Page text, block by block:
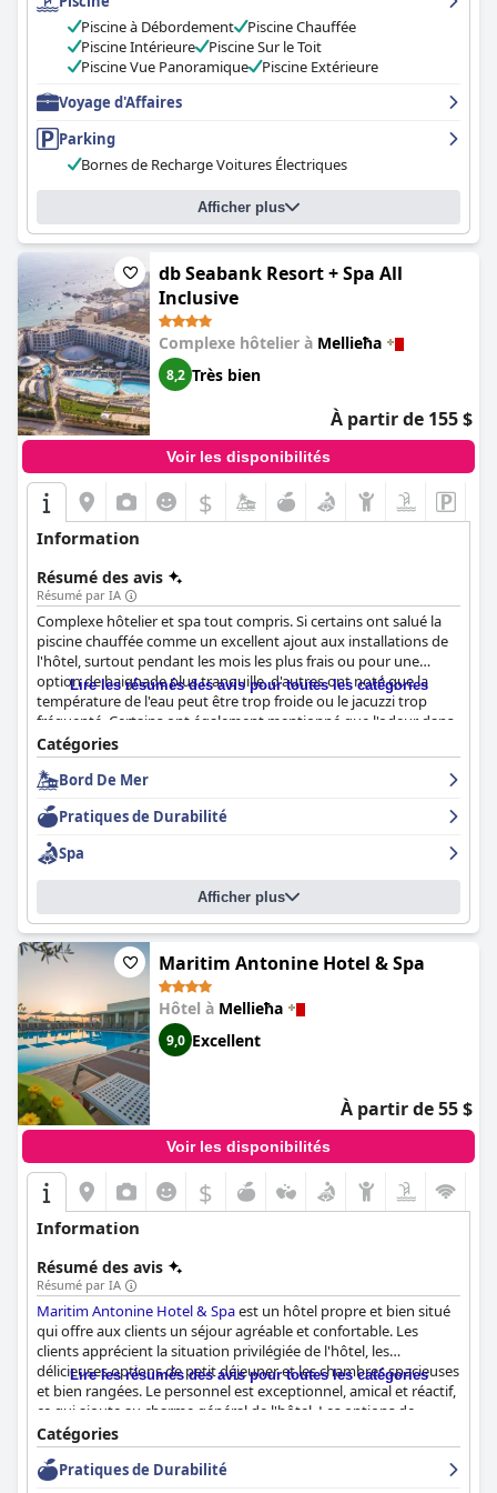
Piscine à Débordement
Piscine Chauffée
Piscine Intérieure
Piscine Sur le Toit
Piscine Vue Panoramique
Piscine Extérieure
Voyage d'Affaires
Parking
Bornes de Recharge Voitures Électriques
Afficher plus
db Seabank Resort + Spa All
Inclusive
Complexe hôtelier à Mellieħa
8,2 Très bien
À partir de 155 $
Voir les disponibilités
$
Information
Résumé des avis
Résumé par IA
Complexe hôtelier et spa tout compris. Si certains ont salué la
piscine chauffée comme un excellent ajout aux installations de
l'hôtel, surtout pendant les mois les plus frais ou pour une
option de baignade plus tranquille, d'autres ont noté que la
température de l'eau peut être trop froide ou le jacuzzi trop
fréquenté. Certains ont également mentionné que l'odeur dans
l'espace spa peut être désagréable. Dans l'ensemble, la piscine
intérieure est considérée comme un élément positif de l'hôtel,
mais il peut y avoir quelques problèmes à garder à l'esprit.
Lire les résumés des avis pour toutes les catégories
Catégories
Bord De Mer
Pratiques de Durabilité
Spa
Afficher plus
Maritim Antonine Hotel & Spa
Hôtel à Mellieħa
9,0 Excellent
À partir de 55 $
Voir les disponibilités
$
Information
Résumé des avis
Résumé par IA
Maritim Antonine Hotel & Spaest un hôtel propre et bien situé
qui offre aux clients un séjour agréable et confortable. Les
clients apprécient la situation privilégiée de l'hôtel, les
délicieuses options de petit déjeuner et les chambres spacieuses
et bien rangées. Le personnel est exceptionnel, amical et réactif,
ce qui ajoute au charme général de l'hôtel. Les options de
piscine de l'hôtel sont remarquables, avec une variété de
piscines répondant aux préférences de chacun. En revanche, le
spa et la salle de sport font l'objet de critiques mitigées. Certains
Lire les résumés des avis pour toutes les catégories
Catégories
Pratiques de Durabilité